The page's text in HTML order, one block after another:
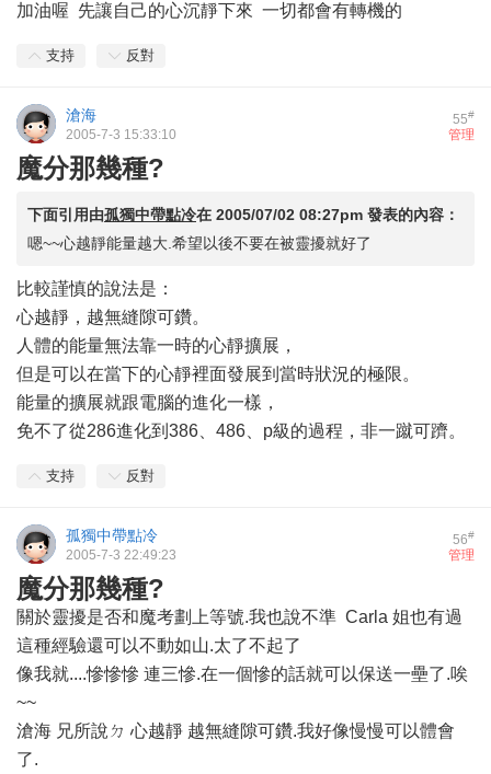
加油喔 先讓自己的心沉靜下來 一切都會有轉機的
支持 反對
55#
滄海
管理
2005-7-3 15:33:10
魔分那幾種?
下面引用由孤獨中帶點冷在 2005/07/02 08:27pm 發表的內容：
嗯~~心越靜能量越大.希望以後不要在被靈擾就好了
比較謹慎的說法是：
心越靜，越無縫隙可鑽。
人體的能量無法靠一時的心靜擴展，
但是可以在當下的心靜裡面發展到當時狀況的極限。
能量的擴展就跟電腦的進化一樣，
免不了從286進化到386、486、p級的過程，非一蹴可躋。
支持 反對
56#
孤獨中帶點冷
管理
2005-7-3 22:49:23
魔分那幾種?
關於靈擾是否和魔考劃上等號.我也說不準 Carla 姐也有過
這種經驗還可以不動如山.太了不起了
像我就....慘慘慘 連三慘.在一個慘的話就可以保送一壘了.唉
~~
滄海 兄所說ㄉ 心越靜 越無縫隙可鑽.我好像慢慢可以體會
了.